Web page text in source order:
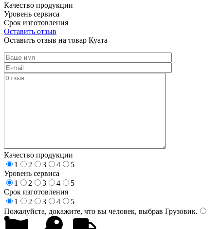
Качество продукции
Уровень сервиса
Срок изготовления
Оставить отзыв
Оставить отзыв на товар Куата
Качество продукции
1
2 3 4
5
Уровень сервиса
1
2 3 4
5
Срок изготовления
1
2 3 4
5
Пожалуйста, докажите, что вы человек, выбрав Грузовик.